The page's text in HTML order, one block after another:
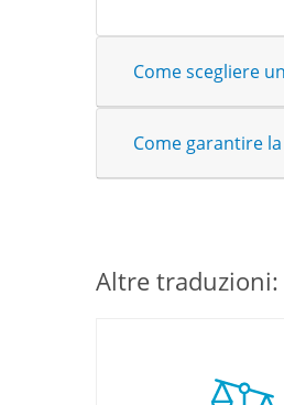
Come scegliere
Come garantire
Altre traduzioni: